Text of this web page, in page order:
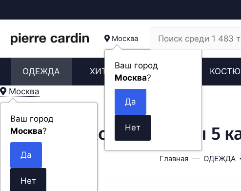
Москва
Ваш город
Москва?
ОДЕЖДА ХИТЫ НОВИНКИ
Москва
Ваш город
Москва? Мужские джинсы 5
Главная ОДЕЖДА